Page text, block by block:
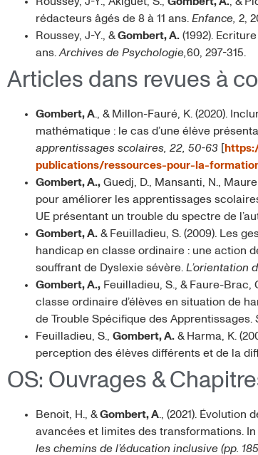
rédacteurs âgés de 8 à 11 ans. Enfance, 2,
Roussey, J-Y., &Gombert, A. (1992).
ans. Archives de Psychologie,60, 297-315.
Articles dans revues à
Gombert, A., & Millon-Fauré, K. (2020).
mathématique : le cas d’une élève
apprentissages scolaires, 22, 50-63 [
publications/ressources-pour-la-
Gombert, A., Guedj, D., Mansanti, N.,
pour améliorer les apprentissages
UE présentant un trouble du spectre de
Gombert, A. & Feuilladieu, S. (2009). Les
handicap en classe ordinaire : une action
souffrant de Dyslexie sévère. L’orientation
Gombert, A., Feuilladieu, S., & Faure-Brac,
classe ordinaire d’élèves en situation de
de Trouble Spécifique des Apprentissages.
Feuilladieu, S., Gombert, A. & Harma, K.
perception des élèves différents et de la
OS: Ouvrages &
Benoit, H., &Gombert, A., (2021). Évolution
avancées et limites des transformations. In
les chemins de l’éducation inclusive (pp.